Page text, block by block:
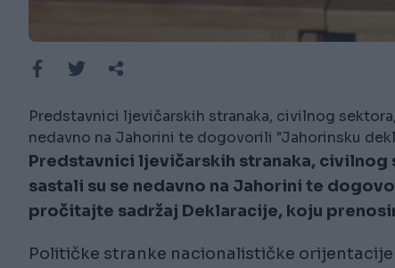
Predstavnici ljevičarskih stranaka, civilnog
nedavno na Jahorini te dogovorili "Jahorinsku
Predstavnici ljevičarskih stranaka,
sastali su se nedavno na Jahorini te
pročitajte sadržaj Deklaracije, koju
Političke stranke nacionalističke